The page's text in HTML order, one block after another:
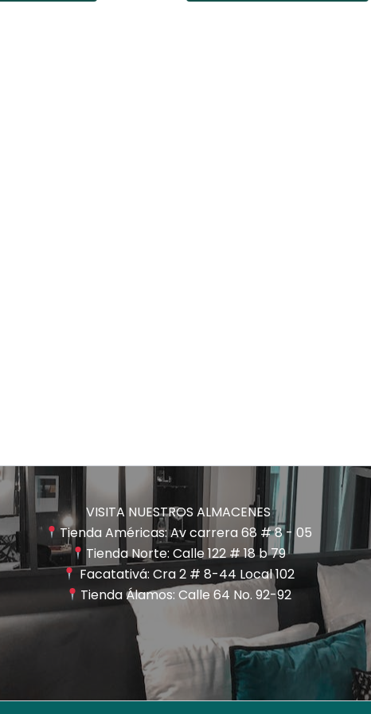
VISITA NUESTROS ALMACENES
Tienda Américas: Av carrera 68 # 8 - 05
Tienda Norte: Calle 122 # 18 b 79
Facatativá: Cra 2 # 8-44 Local 102
Tienda Álamos: Calle 64 No. 92-92